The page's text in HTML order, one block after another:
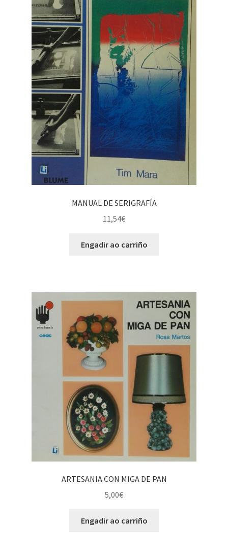
MANUAL DE SERIGRAFÍA
11,54€
Engadir ao carriño
ARTESANIA CON MIGA DE PAN
5,00€
Engadir ao carriño